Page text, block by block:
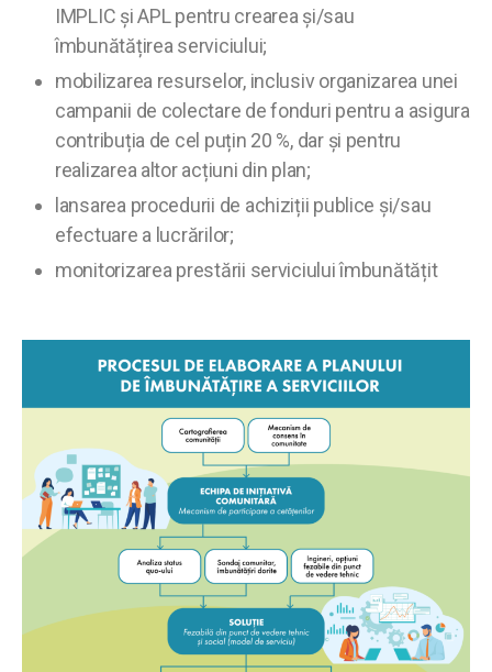
IMPLIC și APL pentru crearea și/sau
îmbunătățirea serviciului;
mobilizarea resurselor, inclusiv organizarea unei
campanii de colectare de fonduri pentru a asigura
contribuția de cel puțin 20 %, dar și pentru
realizarea altor acțiuni din plan;
lansarea procedurii de achiziții publice și/sau
efectuare a lucrărilor;
monitorizarea prestării serviciului îmbunătățit